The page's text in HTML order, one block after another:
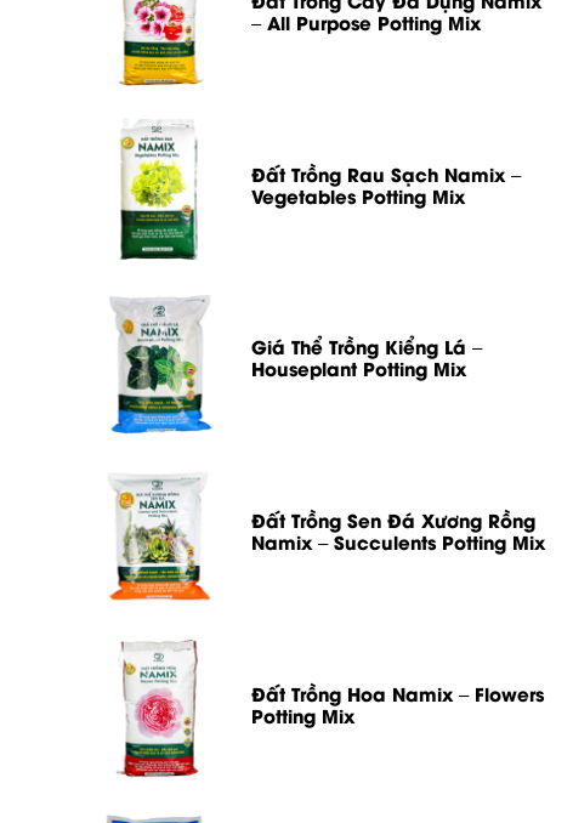
– All Purpose Potting Mix
Đất Trồng Rau Sạch Namix –
Vegetables Potting Mix
Giá Thể Trồng Kiểng Lá –
Houseplant Potting Mix
Đất Trồng Sen Đá Xương Rồng
Namix – Succulents Potting Mix
Đất Trồng Hoa Namix – Flowers
Potting Mix